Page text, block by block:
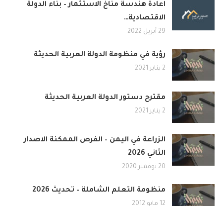
اعادة هندسة مناخ الاستثمار – بناء الدولة
الاقتصادية…
29 أبريل 2022
رؤية في منظومة الدولة العربية الحديثة
2 يناير 2021
مقترح دستور الدولة العربية الحديثة
2 يناير 2021
الزراعة في اليمن – الفرص الممكنة الاصدار
الثاني 2026
20 نوفمبر 2020
منظومة التعلم الشاملة – تحديث 2026
12 مايو 2012